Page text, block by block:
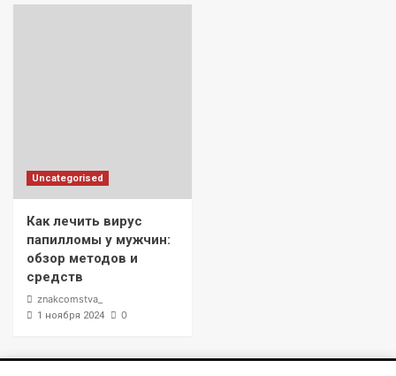
Uncategorised
Как лечить вирус
папилломы у мужчин:
обзор методов и
средств
znakcomstva_
1 ноября 2024 0